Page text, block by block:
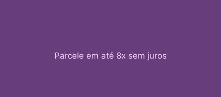
Parcele em até 8x sem juros